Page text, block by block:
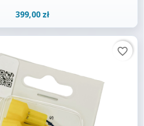
399,00 zł
favorite_border